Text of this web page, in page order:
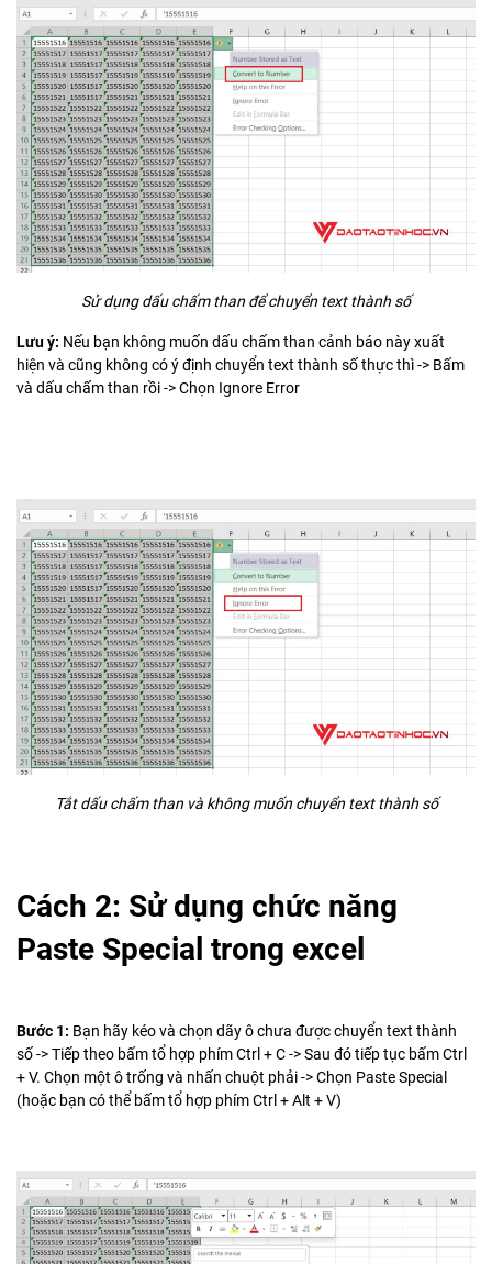
Sử dụng dấu chấm than để chuyển text thành số
Lưu ý: Nếu bạn không muốn dấu chấm than cảnh báo này xuất
hiện và cũng không có ý định chuyển text thành số thực thì -> Bấm
và dấu chấm than rồi -> Chọn Ignore Error
Tắt dấu chấm than và không muốn chuyển text thành số
Cách 2: Sử dụng chức năng
Paste Special trong excel
Bước 1: Bạn hãy kéo và chọn dãy ô chưa được chuyển text thành
số -> Tiếp theo bấm tổ hợp phím Ctrl + C -> Sau đó tiếp tục bấm Ctrl
+ V. Chọn một ô trống và nhấn chuột phải -> Chọn Paste Special
(hoặc bạn có thể bấm tổ hợp phím Ctrl + Alt + V)